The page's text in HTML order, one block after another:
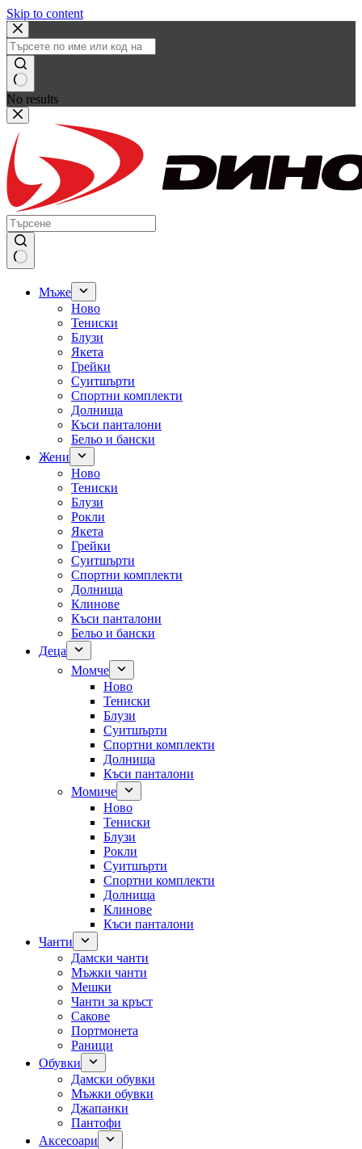
Skip to content
No results
Мъже
Ново
Тениски
Блузи
Якета
Грейки
Суитшърти
Спортни комплекти
Долнища
Къси панталони
Бельо и бански
Жени
Ново
Тениски
Блузи
Рокли
Якета
Грейки
Суитшърти
Спортни комплекти
Долнища
Клинове
Къси панталони
Бельо и бански
Деца
Момче
Ново
Тениски
Блузи
Суитшърти
Спортни комплекти
Долнища
Къси панталони
Момиче
Ново
Тениски
Блузи
Рокли
Суитшърти
Спортни комплекти
Долнища
Клинове
Къси панталони
Чанти
Дамски чанти
Мъжки чанти
Мешки
Чанти за кръст
Сакове
Портмонета
Раници
Обувки
Дамски обувки
Мъжки обувки
Джапанки
Пантофи
Аксесоари